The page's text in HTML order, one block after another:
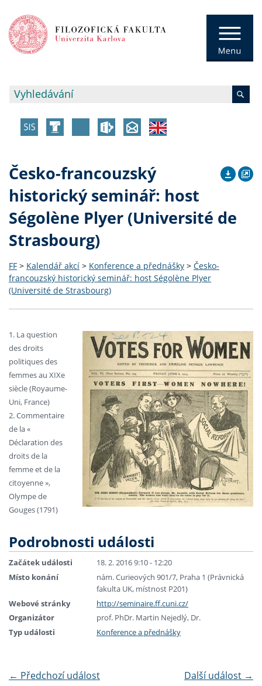
Česko-francouzský
historický seminář: host
Ségolène Plyer (Université de
Strasbourg)
FF > Kalendář akcí > Konference a přednášky > Česko-
francouzský historický seminář: host Ségolène Plyer
(Université de Strasbourg)
1. La question
des droits
politiques des
femmes au XIXe
siècle (Royaume-
Uni, France)
2. Commentaire
de la «
Déclaration des
droits de la
femme et de la
citoyenne »,
Olympe de
Gouges (1791)
Podrobnosti události
Začátek události
18. 2. 2016 9:10 - 12:20
Místo konání
nám. Curieových 901/7, Praha 1 (Právnická
fakulta UK, místnost P201)
Webové stránky
http://seminaire.ff.cuni.cz/
Organizátor
prof. PhDr. Martin Nejedlý, Dr.
Typ události
Konference a přednášky
← Předchozí událost Další událost →